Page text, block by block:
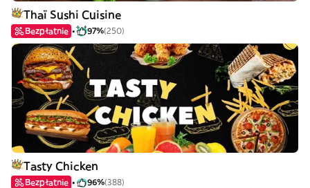
Thaï Sushi Cuisine
Bezpłatnie 97%(250)
Tasty Chicken
Bezpłatnie 96%(388)